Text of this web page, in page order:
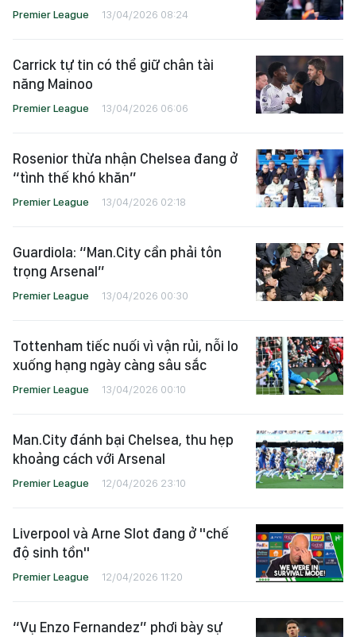
Premier League 13/04/2026 08:24
Carrick tự tin có thể giữ chân tài
năng Mainoo
Premier League 13/04/2026 06:06
Rosenior thừa nhận Chelsea đang ở
“tình thế khó khăn”
Premier League 13/04/2026 02:18
Guardiola: “Man.City cần phải tôn
trọng Arsenal”
Premier League 13/04/2026 00:30
Tottenham tiếc nuối vì vận rủi, nỗi lo
xuống hạng ngày càng sâu sắc
Premier League 13/04/2026 00:10
Man.City đánh bại Chelsea, thu hẹp
khoảng cách với Arsenal
Premier League 12/04/2026 23:10
Liverpool và Arne Slot đang ở "chế
độ sinh tồn"
Premier League 12/04/2026 11:20
“Vụ Enzo Fernandez” phơi bày sự